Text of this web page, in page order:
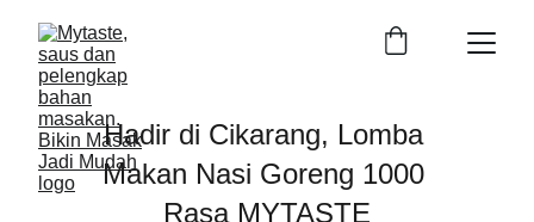
Hadir di Cikarang, Lomba
Makan Nasi Goreng 1000
Rasa MYTASTE